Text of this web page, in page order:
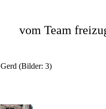
vom Team
Gerd (Bilder: 3)